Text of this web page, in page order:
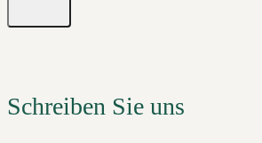
Schreiben Sie uns